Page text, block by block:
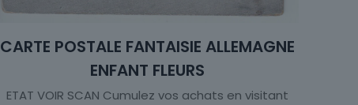
CARTE POSTALE FANTAISIE ALLEMAGNE
ENFANT FLEURS
ETAT VOIR SCAN Cumulez vos achats en visitant